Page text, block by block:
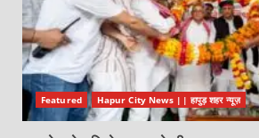
Featured Hapur City News || हापुड़ शहर न्यूज़